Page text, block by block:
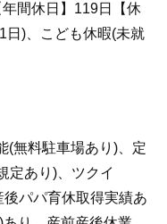
年間休日】119日【休
日)、こども休暇(未就
(無料駐車場あり)、定
定あり)、ツクイ
パパ育休取得実績あ